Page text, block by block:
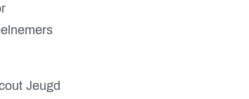
Jeugd